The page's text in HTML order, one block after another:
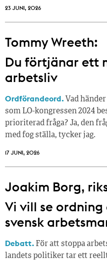
23 JUNI, 2026
Tommy Wreeth:
Du förtjänar ett
arbetsliv
Ordförandeord. Vad
som LO-kongressen 2024
prioriterad fråga? Ja, den
med fog ställa, tycker jag.
17 JUNI, 2026
Joakim Borg,
Vi vill se
svensk
Debatt. För att stoppa
landets politiker tar ett